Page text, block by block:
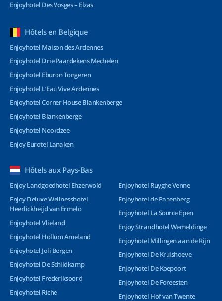
Enjoyhotel Des Vosges – Elzas
Hôtels en Belgique
Enjoyhotel Maison des Ardennes
Enjoyhotel Drie Paardekens Mechelen
Enjoyhotel Eburon Tongeren
Enjoyhotel L’Eau Vive Ardennes
Enjoyhotel Corner House Blankenberge
Enjoyhotel Blankenberge
Enjoyhotel Noordzee
Enjoy Eurotel Lanaken
Hôtels aux Pays-Bas
Enjoy Landgoedhotel Ehzerwold
Enjoy Deluxe Wellnesshotel
Heerlickheijd van Ermelo
Enjoyhotel Vlieland
Enjoyhotel Hollum Ameland
Enjoyhotel Joli Bergen
Enjoyhotel De Schildkamp
Enjoyhotel Frederiksoord
Enjoyhotel Riche
Enjoyhotel Ruyghe Venne
Enjoyhotel de Papenberg
Enjoyhotel La Source Epen
Enjoy Strandhotel Wemeldinge
Enjoyhotel Millingen aan de Rijn
Enjoyhotel De Kruishoeve
Enjoyhotel De Koepoort
Enjoyhotel De Foreesten
Enjoyhotel Hof van Twente